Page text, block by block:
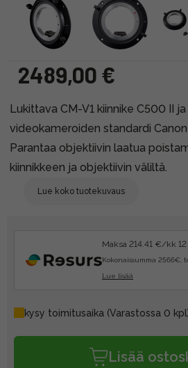
2489,00 €
Lukittava CM-V1 kiinnike C500 II
videokameroiden standardi
Parantaa objektiivin laatua
kiinnikkeen ja objektiivin väliltä.
Lue koko tuotekuvaus
Maksa 214.41 €/kk
Kokonaissumma 2566€,
Lue lisää
kysy toimitusaika (Varastossa 0
Lisää